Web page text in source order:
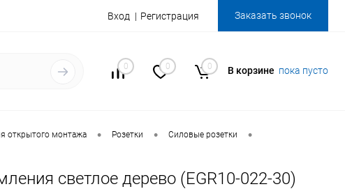
Вход Регистрация Заказать звонок
0 0 0 В корзине пока пусто
открытого монтажа • Розетки • Силовые розетки •
светлое дерево (EGR10-022-30)